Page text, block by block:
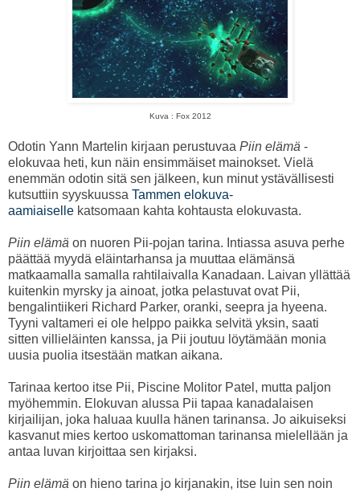
Kuva : Fox 2012
Odotin Yann Martelin kirjaan perustuvaa Piin elämä -
elokuvaa heti, kun näin ensimmäiset mainokset. Vielä
enemmän odotin sitä sen jälkeen, kun minut ystävällisesti
kutsuttiin syyskuussa Tammen elokuva-
aamiaiselle katsomaan kahta kohtausta elokuvasta.
Piin elämä on nuoren Pii-pojan tarina. Intiassa asuva perhe
päättää myydä eläintarhansa ja muuttaa elämänsä
matkaamalla samalla rahtilaivalla Kanadaan. Laivan yllättää
kuitenkin myrsky ja ainoat, jotka pelastuvat ovat Pii,
bengalintiikeri Richard Parker, oranki, seepra ja hyeena.
Tyyni valtameri ei ole helppo paikka selvitä yksin, saati
sitten villieläinten kanssa, ja Pii joutuu löytämään monia
uusia puolia itsestään matkan aikana.
Tarinaa kertoo itse Pii, Piscine Molitor Patel, mutta paljon
myöhemmin. Elokuvan alussa Pii tapaa kanadalaisen
kirjailijan, joka haluaa kuulla hänen tarinansa. Jo aikuiseksi
kasvanut mies kertoo uskomattoman tarinansa mielellään ja
antaa luvan kirjoittaa sen kirjaksi.
Piin elämä on hieno tarina jo kirjanakin, itse luin sen noin